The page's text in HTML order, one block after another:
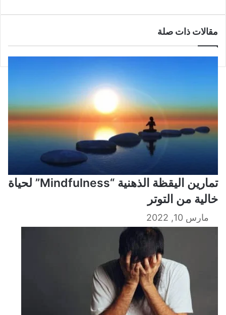
مقالات ذات صلة
تمارين اليقظة الذهنية “Mindfulness” لحياة
خالية من التوتر
مارس 10, 2022